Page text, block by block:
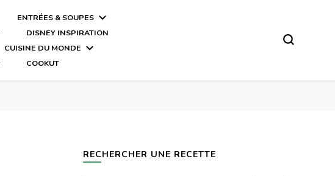
ENTRÉES & SOUPES
DISNEY INSPIRATION
CUISINE DU MONDE
COOKUT
RECHERCHER UNE RECETTE